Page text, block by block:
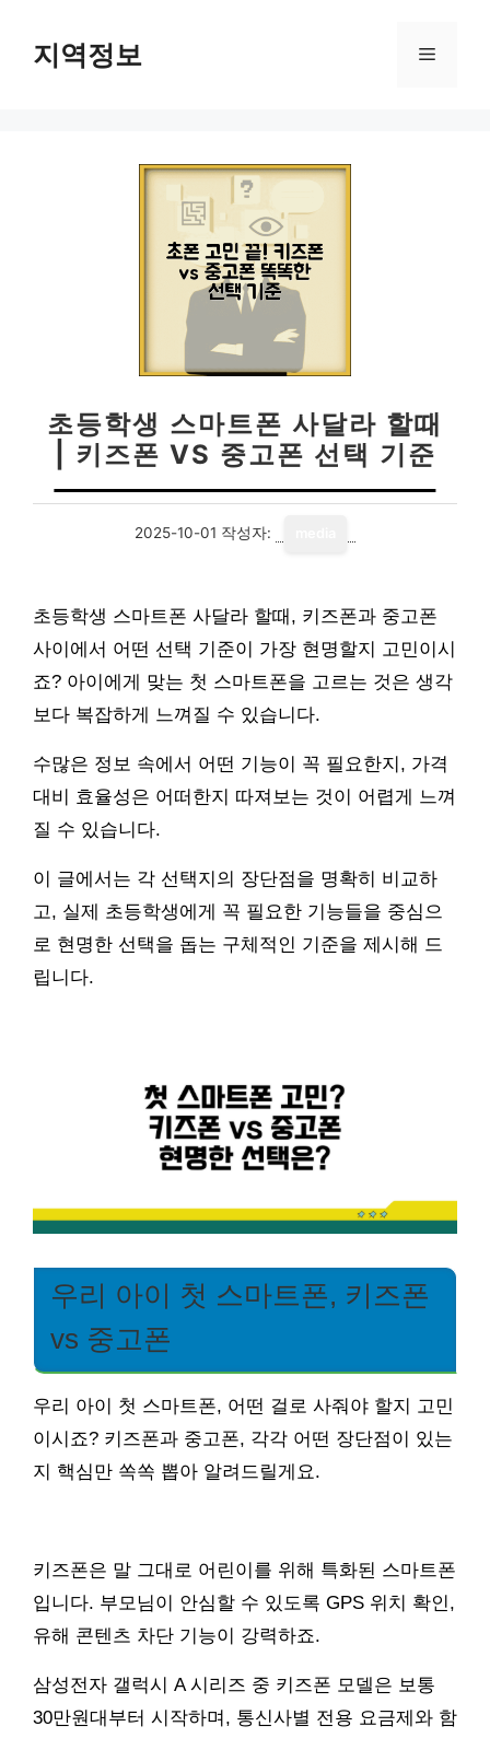
지역정보 메
초등학생 스마트폰 사달라 할때
| 키즈폰 VS 중고폰 선택 기준
2025-10-01 작성자:
초등학생 스마트폰 사달라 할때, 키즈폰과 중고폰
사이에서 어떤 선택 기준이 가장 현명할지 고민이시
죠? 아이에게 맞는 첫 스마트폰을 고르는 것은 생각
보다 복잡하게 느껴질 수 있습니다.
수많은 정보 속에서 어떤 기능이 꼭 필요한지, 가격
대비 효율성은 어떠한지 따져보는 것이 어렵게 느껴
질 수 있습니다.
이 글에서는 각 선택지의 장단점을 명확히 비교하
고, 실제 초등학생에게 꼭 필요한 기능들을 중심으
로 현명한 선택을 돕는 구체적인 기준을 제시해 드
립니다.
우리 아이 첫 스마트폰, 키즈폰
vs 중고폰
우리 아이 첫 스마트폰, 어떤 걸로 사줘야 할지 고민
이시죠? 키즈폰과 중고폰, 각각 어떤 장단점이 있는
지 핵심만 쏙쏙 뽑아 알려드릴게요.
키즈폰은 말 그대로 어린이를 위해 특화된 스마트폰
입니다. 부모님이 안심할 수 있도록 GPS 위치 확인,
유해 콘텐츠 차단 기능이 강력하죠.
삼성전자 갤럭시 A 시리즈 중 키즈폰 모델은 보통
30만원대부터 시작하며, 통신사별 전용 요금제와 함